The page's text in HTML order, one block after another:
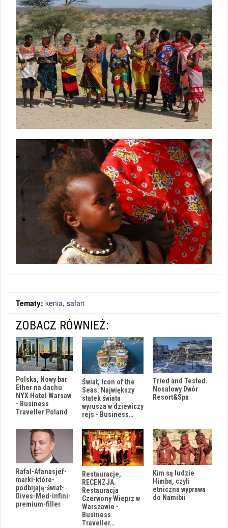
Tematy: kenia, safari
ZOBACZ RÓWNIEŻ:
Polska, Nowy bar
Ether na dachu
NYX Hotel Warsaw
- Business
Traveller Poland
Świat, Icon of the
Seas. Największy
statek świata
wyrusza w dziewiczy
rejs - Business…
Tried and Tested.
Nosalowy Dwór
Resort&Spa
Rafał-Afanasjef-
marki-które-
podbijają-świat-
Dives-Med-infini-
premium-filler
Restauracje,
RECENZJA.
Restauracja
Czerwony Wieprz w
Warszawie -
Business
Traveller…
Kim są ludzie
Himba, czyli
etniczna wyprawa
do Namibii